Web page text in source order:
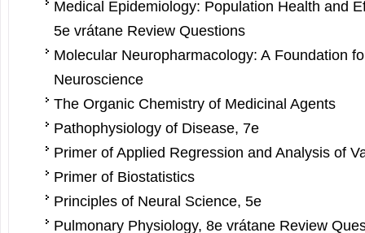
Medical Epidemiology: Population Health and
5e vrátane Review Questions
Molecular Neuropharmacology: A Foundation
Neuroscience
The Organic Chemistry of Medicinal Agents
Pathophysiology of Disease, 7e
Primer of Applied Regression and Analysis of
Primer of Biostatistics
Principles of Neural Science, 5e
Pulmonary Physiology, 8e vrátane Review